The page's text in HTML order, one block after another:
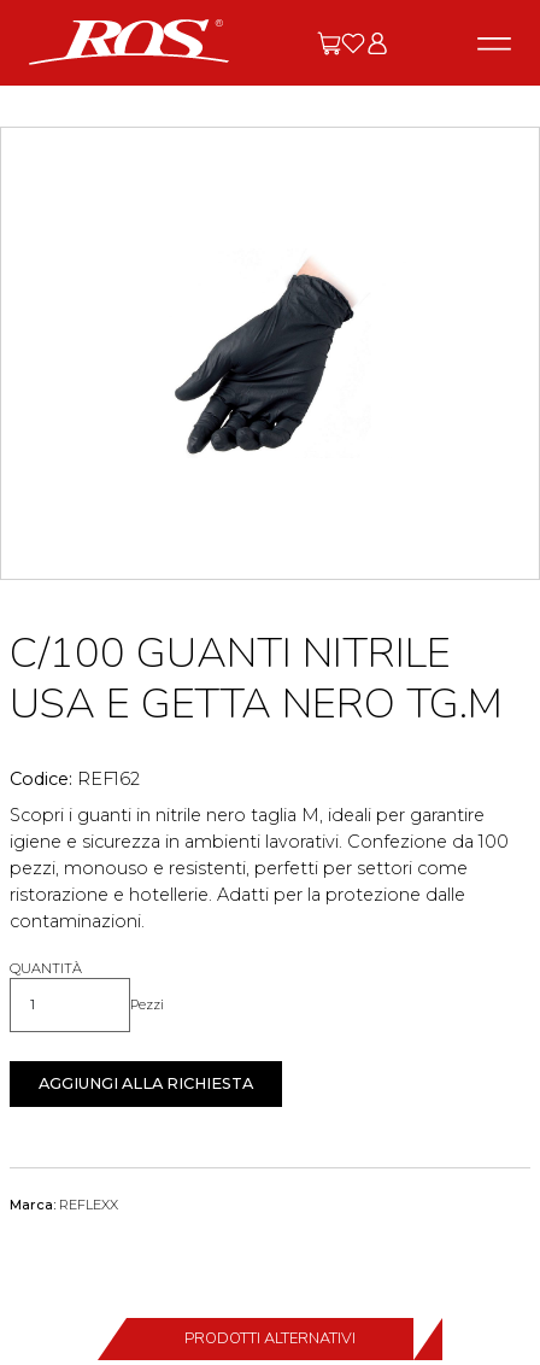
C/100 GUANTI NITRILE
USA E GETTA NERO TG.M
Codice: REF162
Scopri i guanti in nitrile nero taglia M, ideali per garantire
igiene e sicurezza in ambienti lavorativi. Confezione da 100
pezzi, monouso e resistenti, perfetti per settori come
ristorazione e hotellerie. Adatti per la protezione dalle
contaminazioni.
QUANTITÀ
Quantità Pezzi
AGGIUNGI ALLA RICHIESTA
Marca: REFLEXX
PRODOTTI ALTERNATIVI